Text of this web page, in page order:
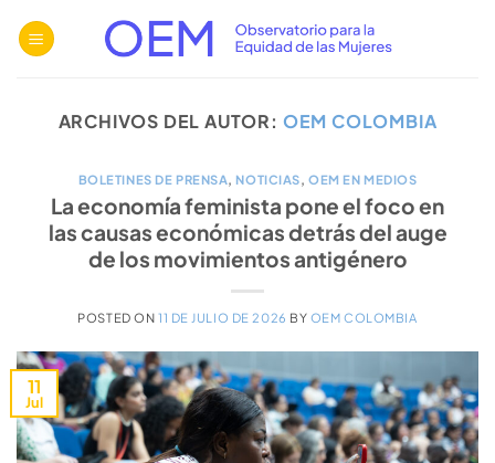
ARCHIVOS DEL AUTOR: OEM COLOMBIA
BOLETINES DE PRENSA,NOTICIAS,OEM EN MEDIOS
La economía feminista pone el foco en
las causas económicas detrás del auge
de los movimientos antigénero
POSTED ON 11 DE JULIO DE 2026 BY OEM COLOMBIA
11
Jul